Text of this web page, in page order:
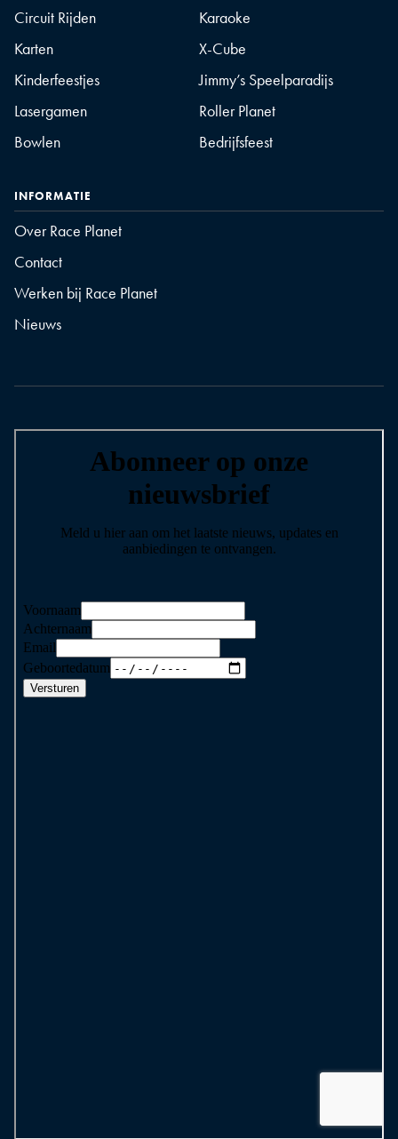
Circuit Rijden
Karaoke
Karten
X-Cube
Kinderfeestjes
Jimmy’s Speelparadijs
Lasergamen
Roller Planet
Bowlen
Bedrijfsfeest
INFORMATIE
Over Race Planet
Contact
Werken bij Race Planet
Nieuws